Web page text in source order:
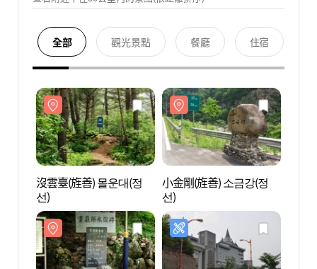
全部 觀光景點 餐廳 住宿
沒雲臺(旌善) 몰운대(정
선)
小金剛(旌善) 소금강(정
선)